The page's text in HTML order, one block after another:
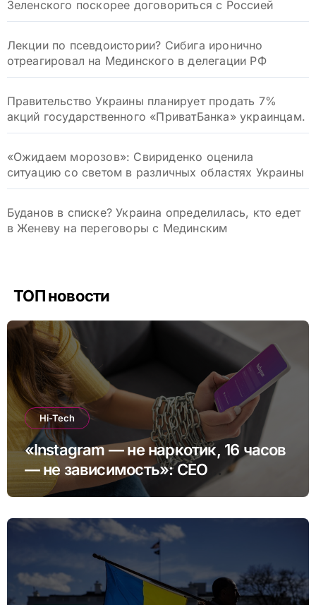
Зеленского поскорее договориться с Россией
Лекции по псевдоистории? Сибига иронично
отреагировал на Мединского в делегации РФ
Правительство Украины планирует продать 7%
акций государственного «ПриватБанка» украинцам.
«Ожидаем морозов»: Свириденко оценила
ситуацию со светом в различных областях Украины
Буданов в списке? Украина определилась, кто едет
в Женеву на переговоры с Мединским
ТОП новости
Hi-Tech
«Instagram — не наркотик, 16 часов
— не зависимость»: CEO
платформы сделал заявление